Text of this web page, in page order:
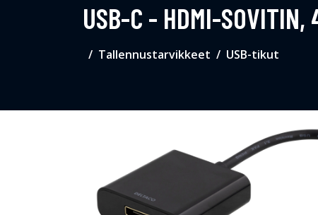
USB-C - HDMI-
Tallennustarvikkeet USB-tikut